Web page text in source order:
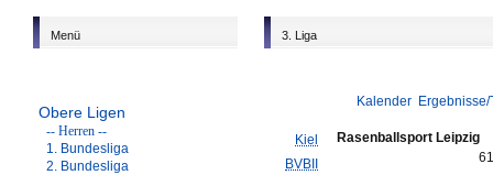
Menü
Obere Ligen
-- Herren --
1. Bundesliga
2. Bundesliga
3. Liga
Kalender
Kiel
BVBII
Rasenballsport Leipzig